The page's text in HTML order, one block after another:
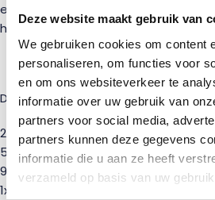
Deze website maakt gebruik van
We gebruiken cookies om content
personaliseren, om functies voor
en om ons websiteverkeer te
informatie over uw gebruik van
partners voor social media,
partners kunnen deze gegevens
informatie die u aan ze heeft
verzameld op basis van uw
en naar wens in te korten. In de
handleiding zodat je direct aan de
Dit pakket bevat:
2x spillen (palen)
5x rechthoekige spijlen met
920 mm)
1x bovenregel met deklat